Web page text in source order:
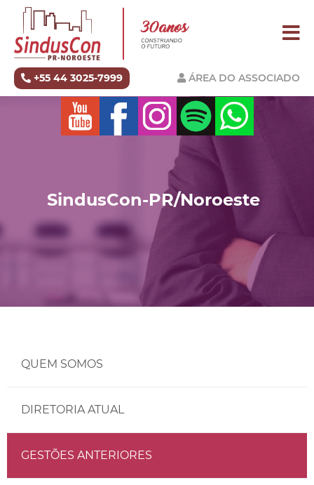
+55 44 3025-7999 ÁREA DO ASSOCIADO
SindusCon-PR/Noroeste
QUEM SOMOS
DIRETORIA ATUAL
GESTÕES ANTERIORES